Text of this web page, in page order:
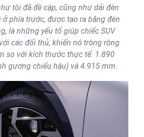
tôi đã đề cập, cũng như dải đèn
phía trước, được tạo ra bằng đèn
là những yếu tố giúp chiếc SUV
các đối thủ, khiến nó trông rộng
so với kích thước thực tế: 1.890
gương chiếu hậu) và 4.915 mm.